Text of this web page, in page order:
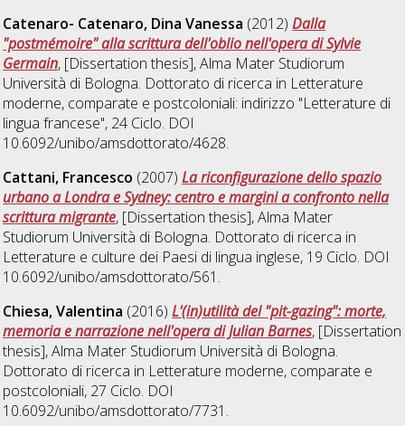
Catenaro- Catenaro, Dina Vanessa (2012)Dalla
"postmémoire" alla scrittura dell'oblio nell'opera di Sylvie
Germain, [Dissertation thesis], Alma Mater Studiorum
Università di Bologna. Dottorato di ricerca in Letterature
moderne, comparate e postcoloniali: indirizzo "Letterature di
lingua francese", 24 Ciclo. DOI
10.6092/unibo/amsdottorato/4628.
Cattani, Francesco (2007)La riconfigurazione dello spazio
urbano a Londra e Sydney: centro e margini a confronto nella
scrittura migrante, [Dissertation thesis], Alma Mater
Studiorum Università di Bologna. Dottorato di ricerca in
Letterature e culture dei Paesi di lingua inglese, 19 Ciclo. DOI
10.6092/unibo/amsdottorato/561.
Chiesa, Valentina (2016)L'(in)utilità del "pit-gazing": morte,
memoria e narrazione nell'opera di Julian Barnes, [Dissertation
thesis], Alma Mater Studiorum Università di Bologna.
Dottorato di ricerca in Letterature moderne, comparate e
postcoloniali, 27 Ciclo. DOI
10.6092/unibo/amsdottorato/7731.